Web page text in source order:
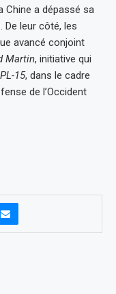
Chine a dépassé sa
De leur côté, les
avancé conjoint
Martin, initiative qui
PL-15, dans le cadre
de l’Occident